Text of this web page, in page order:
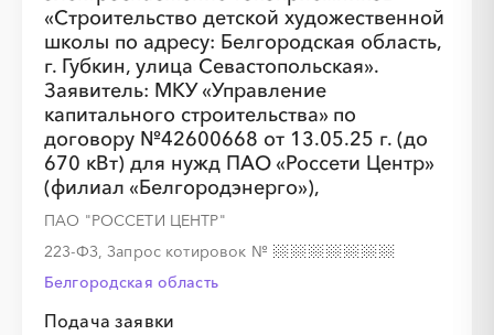
«Строительство детской художественной
школы по адресу: Белгородская область,
г. Губкин, улица Севастопольская».
Заявитель: МКУ «Управление
капитального строительства» по
договору №42600668 от 13.05.25 г. (до
670 кВт) для нужд ПАО «Россети Центр»
(филиал «Белгородэнерго»),
ПАО "РОССЕТИ ЦЕНТР"
223-ФЗ, Запрос котировок №
Белгородская область
Подача заявки